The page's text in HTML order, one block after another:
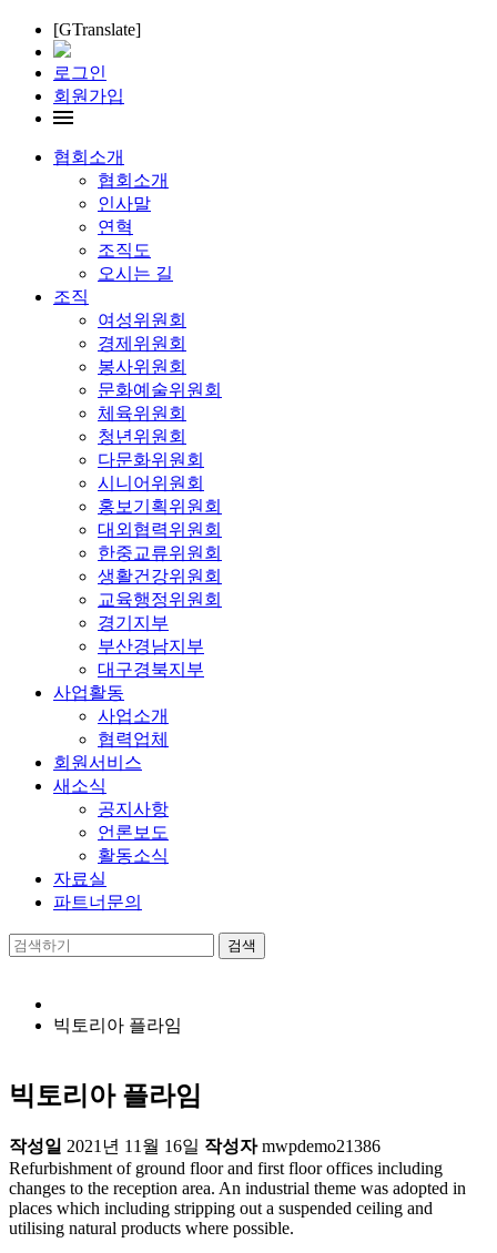
[GTranslate]
로그인
회원가입
협회소개
협회소개
인사말
연혁
조직도
오시는 길
조직
여성위원회
경제위원회
봉사위원회
문화예술위원회
체육위원회
청년위원회
다문화위원회
시니어위원회
홍보기획위원회
대외협력위원회
한중교류위원회
생활건강위원회
교육행정위원회
경기지부
부산경남지부
대구경북지부
사업활동
사업소개
협력업체
회원서비스
새소식
공지사항
언론보도
활동소식
자료실
파트너문의
빅토리아 플라임
빅토리아 플라임
작성일 2021년 11월 16일 작성자mwpdemo21386
Refurbishment of ground floor and first floor offices including
changes to the reception area. An industrial theme was adopted in
places which including stripping out a suspended ceiling and
utilising natural products where possible.